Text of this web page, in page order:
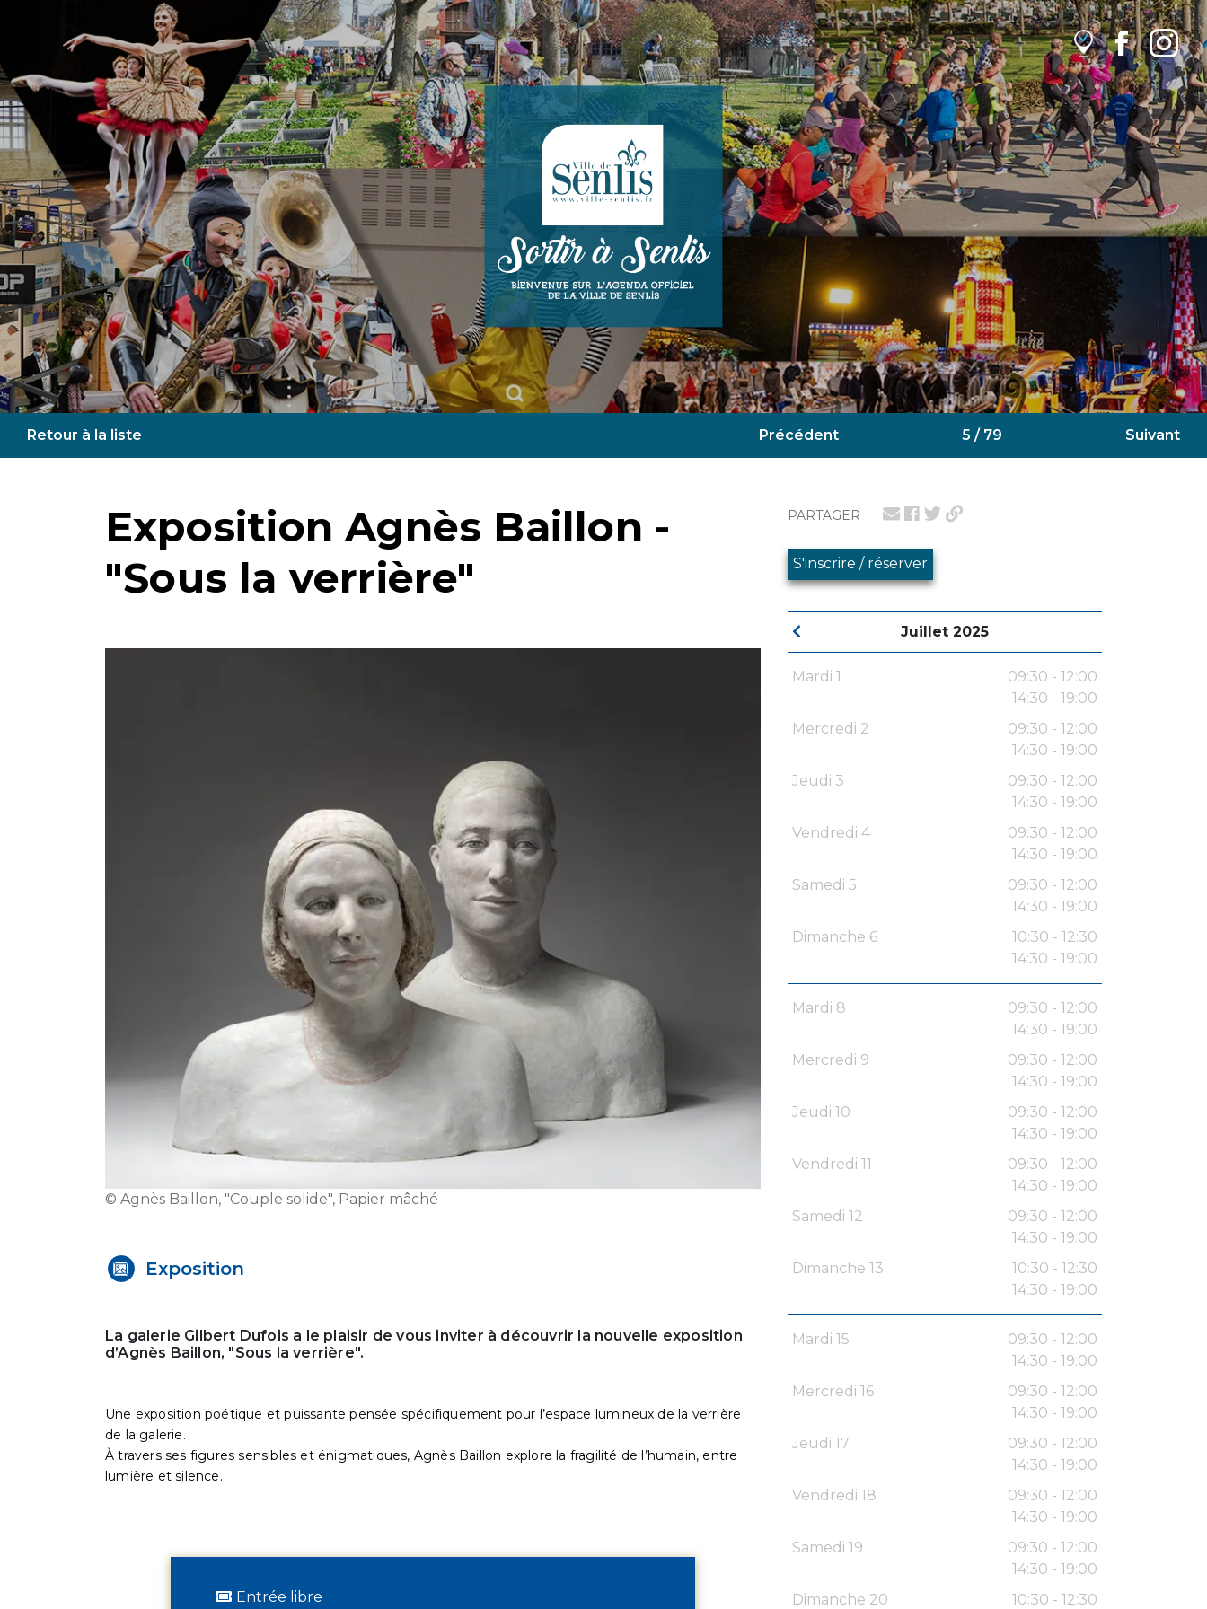
Retour à la liste Précédent 5 / 79 Suivant
PARTAGER
S'inscrire / réserver
Juillet 2025
Mardi 1
09:30 - 12:00
14:30 - 19:00
Mercredi 2
09:30 - 12:00
14:30 - 19:00
Jeudi 3
09:30 - 12:00
14:30 - 19:00
Vendredi 4
09:30 - 12:00
14:30 - 19:00
Samedi 5
09:30 - 12:00
14:30 - 19:00
Dimanche 6
10:30 - 12:30
14:30 - 19:00
Mardi 8
09:30 - 12:00
14:30 - 19:00
Mercredi 9
09:30 - 12:00
14:30 - 19:00
Jeudi 10
09:30 - 12:00
14:30 - 19:00
Vendredi 11
09:30 - 12:00
14:30 - 19:00
Samedi 12
09:30 - 12:00
14:30 - 19:00
Dimanche 13
10:30 - 12:30
14:30 - 19:00
Mardi 15
09:30 - 12:00
14:30 - 19:00
Mercredi 16
09:30 - 12:00
14:30 - 19:00
Jeudi 17
09:30 - 12:00
14:30 - 19:00
Vendredi 18
09:30 - 12:00
14:30 - 19:00
Samedi 19
09:30 - 12:00
14:30 - 19:00
Dimanche 20
10:30 - 12:30
Exposition Agnès Baillon -
"Sous la verrière"
© Agnès Baillon, "Couple solide", Papier mâché
Exposition
La galerie Gilbert Dufois a le plaisir de vous inviter à découvrir la nouvelle exposition
d’Agnès Baillon, "Sous la verrière".
Une exposition poétique et puissante pensée spécifiquement pour l’espace lumineux de la verrière
de la galerie.
À travers ses figures sensibles et énigmatiques, Agnès Baillon explore la fragilité de l’humain, entre
lumière et silence.
Entrée libre